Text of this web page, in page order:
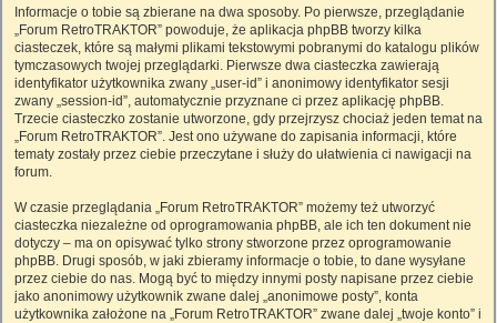
Informacje o tobie są zbierane na dwa sposoby. Po pierwsze, przeglądanie
„Forum RetroTRAKTOR” powoduje, że aplikacja phpBB tworzy kilka
ciasteczek, które są małymi plikami tekstowymi pobranymi do katalogu plików
tymczasowych twojej przeglądarki. Pierwsze dwa ciasteczka zawierają
identyfikator użytkownika zwany „user-id” i anonimowy identyfikator sesji
zwany „session-id”, automatycznie przyznane ci przez aplikację phpBB.
Trzecie ciasteczko zostanie utworzone, gdy przejrzysz chociaż jeden temat na
„Forum RetroTRAKTOR”. Jest ono używane do zapisania informacji, które
tematy zostały przez ciebie przeczytane i służy do ułatwienia ci nawigacji na
forum.
W czasie przeglądania „Forum RetroTRAKTOR” możemy też utworzyć
ciasteczka niezależne od oprogramowania phpBB, ale ich ten dokument nie
dotyczy – ma on opisywać tylko strony stworzone przez oprogramowanie
phpBB. Drugi sposób, w jaki zbieramy informacje o tobie, to dane wysyłane
przez ciebie do nas. Mogą być to między innymi posty napisane przez ciebie
jako anonimowy użytkownik zwane dalej „anonimowe posty”, konta
użytkownika założone na „Forum RetroTRAKTOR” zwane dalej „twoje konto” i